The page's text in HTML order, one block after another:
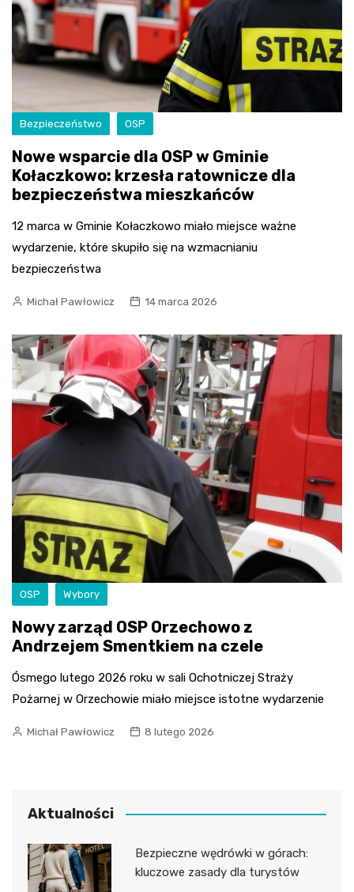
Bezpieczeństwo OSP
Nowe wsparcie dla OSP w Gminie
Kołaczkowo: krzesła ratownicze dla
bezpieczeństwa mieszkańców
12 marca w Gminie Kołaczkowo miało miejsce ważne
wydarzenie, które skupiło się na wzmacnianiu
bezpieczeństwa
Michał Pawłowicz 14 marca 2026
OSP Wybory
Nowy zarząd OSP Orzechowo z
Andrzejem Smentkiem na czele
Ósmego lutego 2026 roku w sali Ochotniczej Straży
Pożarnej w Orzechowie miało miejsce istotne wydarzenie
Michał Pawłowicz 8 lutego 2026
Aktualności
Bezpieczne wędrówki w górach:
kluczowe zasady dla turystów